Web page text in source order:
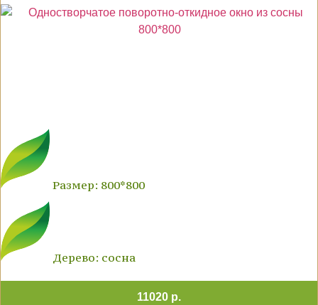
Размер: 800*800
Дерево: сосна
11020 р.